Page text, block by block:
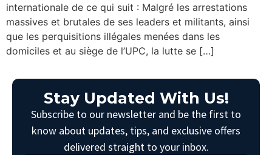
internationale de ce qui suit : Malgré les arrestations
massives et brutales de ses leaders et militants, ainsi
que les perquisitions illégales menées dans les
domiciles et au siège de l’UPC, la lutte se […]
Stay Updated With Us!
Subscribe to our newsletter and be the first to
know about updates, tips, and exclusive offers
delivered straight to your inbox.